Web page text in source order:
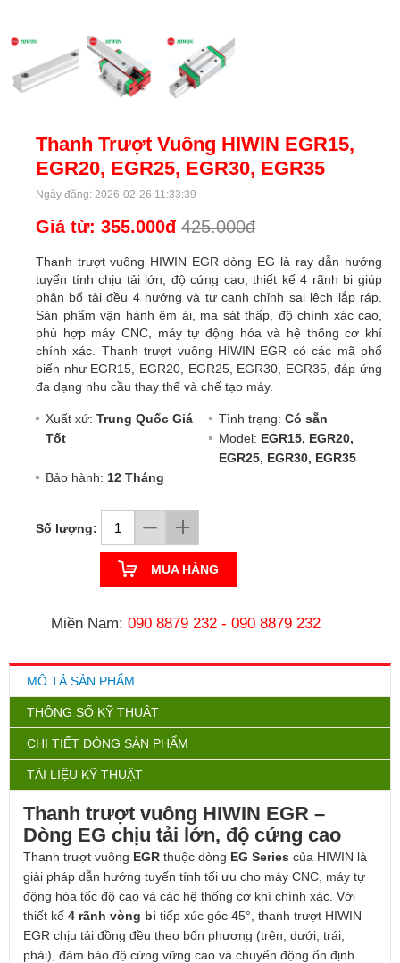
Thanh Trượt Vuông HIWIN EGR15,
EGR20, EGR25, EGR30, EGR35
Ngày đăng: 2026-02-26 11:33:39
Giá từ: 355.000đ 425.000đ
Thanh trượt vuông HIWIN EGR dòng EG là ray dẫn hướng
tuyến tính chịu tải lớn, độ cứng cao, thiết kế 4 rãnh bi giúp
phân bố tải đều 4 hướng và tự canh chỉnh sai lệch lắp ráp.
Sản phẩm vận hành êm ái, ma sát thấp, độ chính xác cao,
phù hợp máy CNC, máy tự động hóa và hệ thống cơ khí
chính xác. Thanh trượt vuông HIWIN EGR có các mã phổ
biến như EGR15, EGR20, EGR25, EGR30, EGR35, đáp ứng
đa dạng nhu cầu thay thế và chế tạo máy.
Xuất xứ: Trung Quốc Giá
Tốt
Tình trạng: Có sẵn
Model: EGR15, EGR20,
EGR25, EGR30, EGR35
Bảo hành: 12 Tháng
Số lượng:
MUA HÀNG
Miền Nam: 090 8879 232 - 090 8879 232
MÔ TẢ SẢN PHẨM
THÔNG SỐ KỸ THUẬT
CHI TIẾT DÒNG SẢN PHẨM
TÀI LIỆU KỸ THUẬT
Thanh trượt vuông HIWIN EGR –
Dòng EG chịu tải lớn, độ cứng cao
Thanh trượt vuông EGR thuộc dòng EG Series của HIWIN là
giải pháp dẫn hướng tuyến tính tối ưu cho máy CNC, máy tự
động hóa tốc độ cao và các hệ thống cơ khí chính xác. Với
thiết kế 4 rãnh vòng bi tiếp xúc góc 45°, thanh trượt HIWIN
EGR chịu tải đồng đều theo bốn phương (trên, dưới, trái,
phải), đảm bảo độ cứng vững cao và chuyển động ổn định.